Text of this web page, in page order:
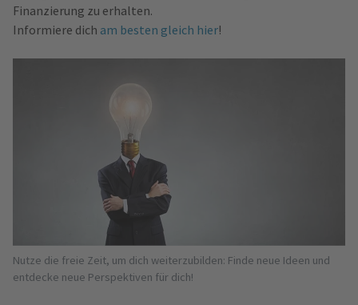
Finanzierung zu erhalten.
Informiere dich am besten gleich hier!
Nutze die freie Zeit, um dich weiterzubilden: Finde neue Ideen und
entdecke neue Perspektiven für dich!